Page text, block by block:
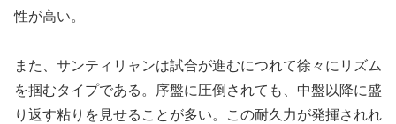
性が高い。
また、サンティリャンは試合が進むにつれて徐々にリズム
を掴むタイプである。序盤に圧倒されても、中盤以降に盛
り返す粘りを見せることが多い。この耐久力が発揮されれ